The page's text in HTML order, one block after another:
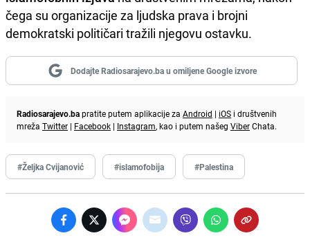
čega su organizacije za ljudska prava i brojni
demokratski političari tražili njegovu ostavku.
Dodajte Radiosarajevo.ba u omiljene Google izvore
Radiosarajevo.bapratite putem aplikacije za Android | iOS i društvenih
mreža Twitter | Facebook | Instagram, kao i putem našeg ViberChata.
#Željka Cvijanović #islamofobija #Palestina